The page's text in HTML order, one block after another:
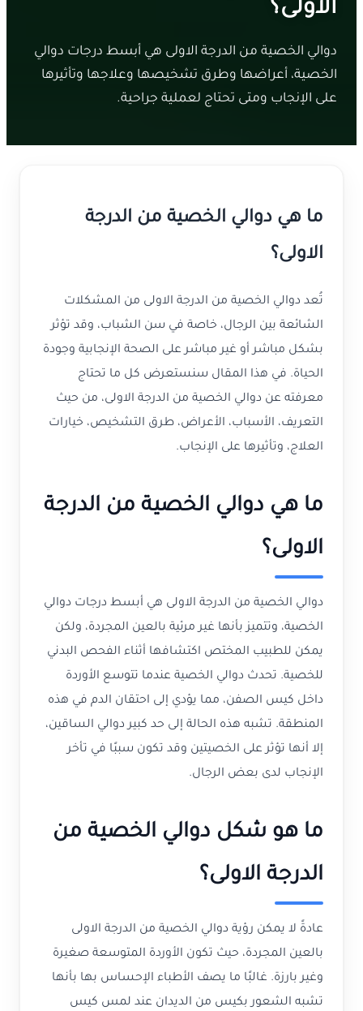
الاولى؟
دوالي الخصية من الدرجة الاولى هي أبسط درجات دوالي
الخصية، أعراضها وطرق تشخيصها وعلاجها وتأثيرها
على الإنجاب ومتى تحتاج لعملية جراحية.
ما هي دوالي الخصية من الدرجة
الاولى؟
تُعد دوالي الخصية من الدرجة الاولى من المشكلات
الشائعة بين الرجال، خاصة في سن الشباب، وقد تؤثر
بشكل مباشر أو غير مباشر على الصحة الإنجابية وجودة
الحياة. في هذا المقال سنستعرض كل ما تحتاج
معرفته عن دوالي الخصية من الدرجة الاولى، من حيث
التعريف، الأسباب، الأعراض، طرق التشخيص، خيارات
العلاج، وتأثيرها على الإنجاب.
ما هي دوالي الخصية من الدرجة
الاولى؟
دوالي الخصية من الدرجة الاولى هي أبسط درجات دوالي
الخصية، وتتميز بأنها غير مرئية بالعين المجردة، ولكن
يمكن للطبيب المختص اكتشافها أثناء الفحص البدني
للخصية. تحدث دوالي الخصية عندما تتوسع الأوردة
داخل كيس الصفن، مما يؤدي إلى احتقان الدم في هذه
المنطقة. تشبه هذه الحالة إلى حد كبير دوالي الساقين،
إلا أنها تؤثر على الخصيتين وقد تكون سببًا في تأخر
الإنجاب لدى بعض الرجال.
ما هو شكل دوالي الخصية من
الدرجة الاولى؟
عادةً لا يمكن رؤية دوالي الخصية من الدرجة الاولى
بالعين المجردة، حيث تكون الأوردة المتوسعة صغيرة
وغير بارزة. غالبًا ما يصف الأطباء الإحساس بها بأنها
تشبه الشعور بكيس من الديدان عند لمس كيس